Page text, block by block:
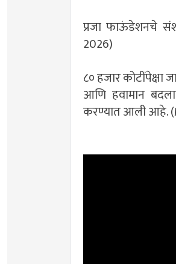
प्रजा फाऊंडेशनचे
2026)
​८० हजार कोटींपेक्षा
आणि हवामान
करण्यात आली आहे.